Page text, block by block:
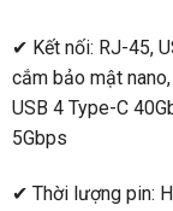
✔ Kết nối: RJ-45,
cắm bảo mật
USB 4 Type-C
5Gbps
✔ Thời lượng pin: